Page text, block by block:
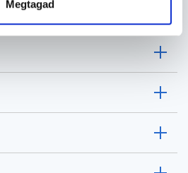
Megtagad